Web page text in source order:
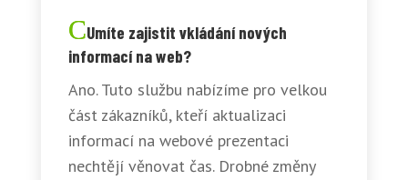
Umíte zajistit vkládání nových
informací na web?
Ano. Tuto službu nabízíme pro velkou
část zákazníků, kteří aktualizaci
informací na webové prezentaci
nechtějí věnovat čas. Drobné změny